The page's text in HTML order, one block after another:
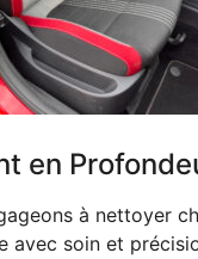
en
à nettoyer
avec soin et